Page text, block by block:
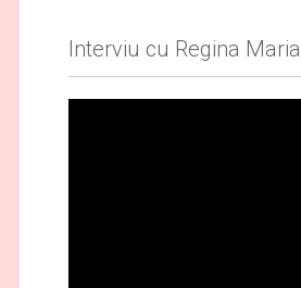
Interviu cu Regina